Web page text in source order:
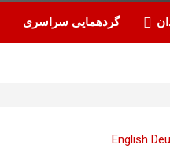
گردهمایی سراسری
English